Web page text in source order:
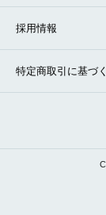
採用情報
特定商取引に基づ